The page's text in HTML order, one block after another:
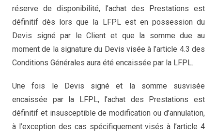
réserve de disponibilité, l’achat des Prestations est
définitif dès lors que la LFPL est en possession du
Devis signé par le Client et que la somme due au
moment de la signature du Devis visée à l’article 4.3 des
Conditions Générales aura été encaissée par la LFPL.
Une fois le Devis signé et la somme susvisée
encaissée par la LFPL, l’achat des Prestations est
définitif et insusceptible de modification ou d’annulation,
à l’exception des cas spécifiquement visés à l’article 4